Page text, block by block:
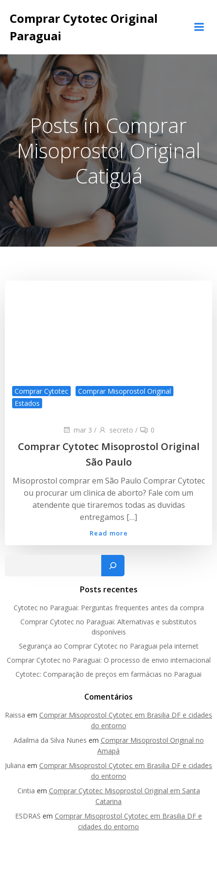
para
Comprar Cytotec Original
Paraguai
Posts in Comprar
Misoprostol Original
Catiguá
Comprar Cytotec
Comprar Misoprostol Original
Estados
mar 3 / secreto / 0
Comprar Cytotec Misoprostol Original
São Paulo
Misoprostol comprar em São Paulo Comprar Cytotec
ou procurar um clinica de aborto? Fale com um
atendente que tiraremos todas as duvidas
entregamos […]
Read more
Pesquisar
Posts recentes
Cytotec no Paraguai: Perguntas frequentes antes da compra
Comprar Cytotec no Paraguai: Alternativas e substitutos
disponíveis
Segurança ao Comprar Cytotec no Paraguai pela internet
Comprar Cytotec no Paraguai: O processo de envio internacional
Cytotec: Comparação de preços em farmácias no Paraguai
Comentários
Raissa em Comprar Misoprostol Cytotec em Brasilia DF e cidades
do entorno
Adailma da Silva Nunes em Comprar Misoprostol Original no
Amapá
Juliana em Comprar Misoprostol Cytotec em Brasilia DF e cidades
do entorno
Cintia em Comprar Cytotec Misoprostol Original em Santa
Catarina
ESDRAS em Comprar Misoprostol Cytotec em Brasilia DF e
cidades do entorno